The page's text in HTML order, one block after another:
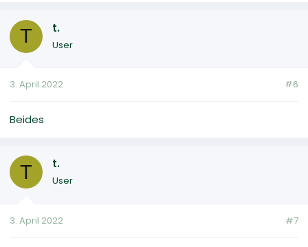
T t.
User
3. April 2022 #6
Beides
T t.
User
3. April 2022 #7